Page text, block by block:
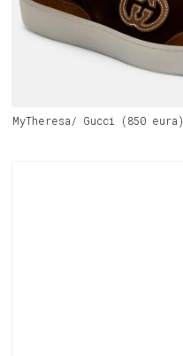
MyTheresa/ Gucci (850 eura)